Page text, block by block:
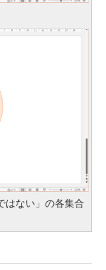
はない」の各集合